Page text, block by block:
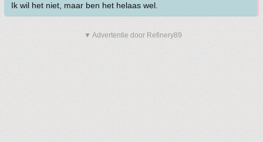
Ik wil het niet, maar ben het helaas wel.
▼ Advertentie door Refinery89